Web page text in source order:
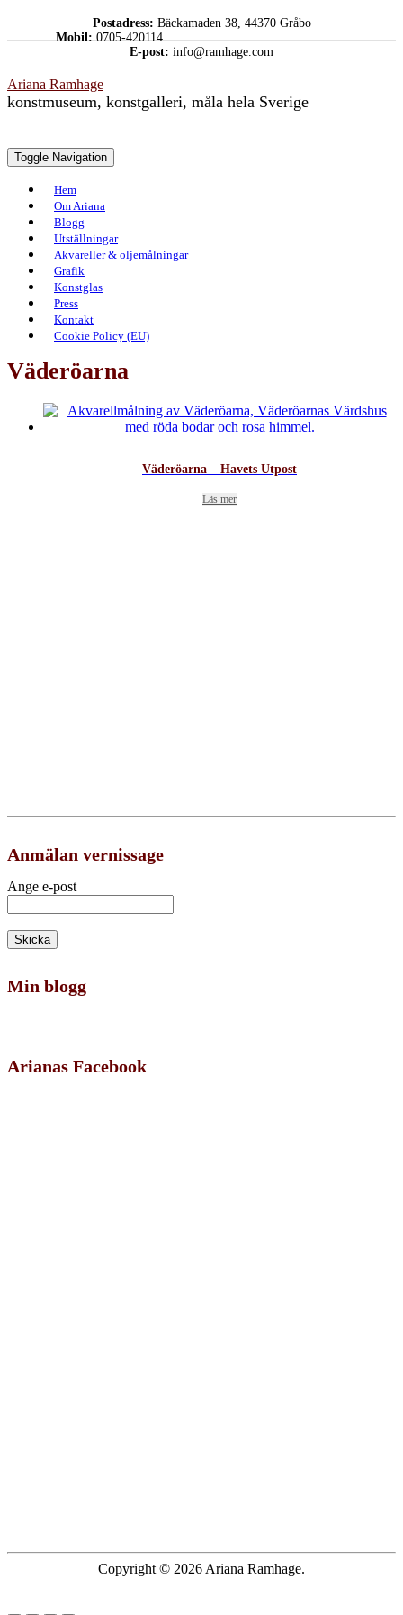
Postadress: Bäckamaden 38, 44370 Gråbo
Mobil:0705-420114
E-post: info@ramhage.com
Ariana Ramhage
konstmuseum, konstgalleri, måla hela Sverige
Toggle Navigation
Hem
Om Ariana
Blogg
Utställningar
Akvareller & oljemålningar
Grafik
Konstglas
Press
Kontakt
Cookie Policy (EU)
Väderöarna
Väderöarna – Havets Utpost
Läs mer
Anmälan vernissage
Ange e-post
Min blogg
Arianas Facebook
Copyright © 2026 Ariana Ramhage.